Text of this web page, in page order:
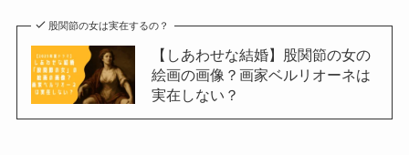
股関節の女は実在するの？
【しあわせな結婚】股関節の女の
絵画の画像？画家ベルリオーネは
実在しない？